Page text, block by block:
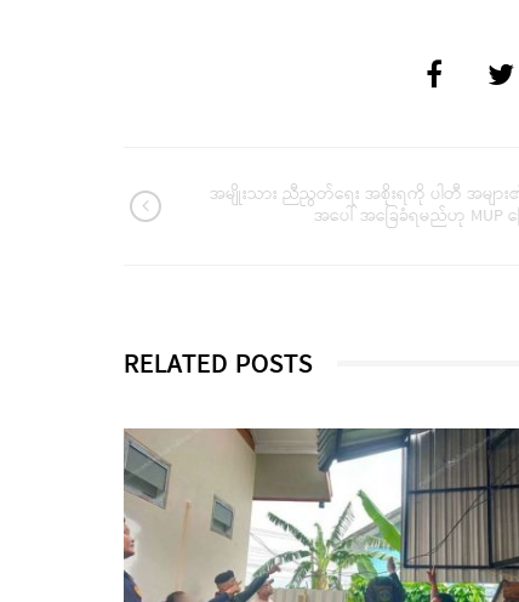
အမျိုးသား ညီညွတ်ရေး အစိုးရကို ပါတီ အများ
အပေါ် အခြေခံရမည်ဟု MUP ပ
RELATED POSTS